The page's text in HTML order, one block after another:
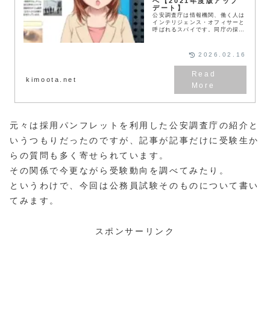
デート】
公安調査庁は情報機関、働く人は
インテリジェンス・オフィサーと
呼ばれるスパイです。同庁の採用
kimoota.net
2026.02.16
元々は採用パンフレットを利用した公安調査庁の紹介と
いうつもりだったのですが、記事が記事だけに受験生か
らの質問も多く寄せられています。
その関係で今更ながら受験動向を調べてみたり。
というわけで、今回は公務員試験そのものについて書い
てみます。
スポンサーリンク